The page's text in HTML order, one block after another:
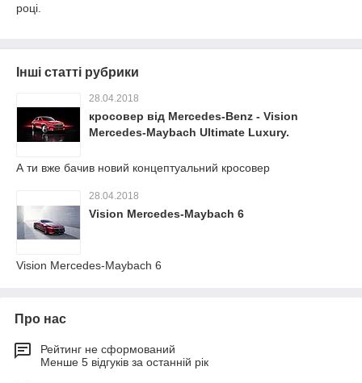
році.
Інші статті рубрики
28.04.2018
кросовер від Mercedes-Benz - Vision
Mercedes-Maybach Ultimate Luxury.
А ти вже бачив новий концептуальний кросовер
28.04.2018
Vision Mercedes-Maybach 6
Vision Mercedes-Maybach 6
Про нас
Рейтинг не сформований
Менше 5 відгуків за останній рік